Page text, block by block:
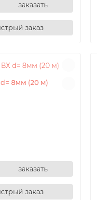
заказать
8мм (20 м)
заказать